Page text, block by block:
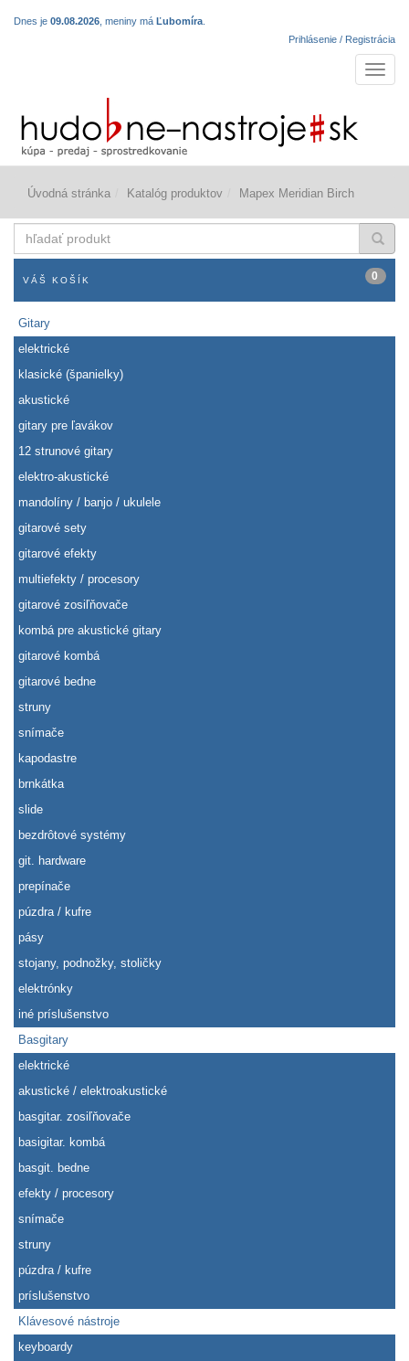
Dnes je 09.08.2026 , meniny má Ľubomíra
Prihlásenie / Registrácia
Úvodná stránka Katalóg produktov Mapex Meridian Birch
produkt
VÁŠ KOŠÍK 0
Gitary
elektrické
klasické (španielky)
akustické
gitary pre ľavákov
12 strunové gitary
elektro-akustické
mandolíny / banjo / ukulele
gitarové sety
gitarové efekty
multiefekty / procesory
gitarové zosiľňovače
kombá pre akustické gitary
gitarové kombá
gitarové bedne
struny
snímače
kapodastre
brnkátka
slide
bezdrôtové systémy
git. hardware
prepínače
púzdra / kufre
pásy
stojany, podnožky, stoličky
elektrónky
iné príslušenstvo
Basgitary
elektrické
akustické / elektroakustické
basgitar. zosiľňovače
basigitar. kombá
basgit. bedne
efekty / procesory
snímače
struny
púzdra / kufre
príslušenstvo
Klávesové nástroje
keyboardy